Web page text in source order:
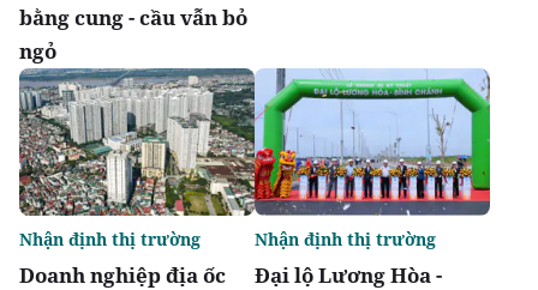
bằng cung - cầu vẫn bỏ
ngỏ
Doanh nghiệp địa ốc
Nhận định thị trường
Đại lộ Lương Hòa -
Nhận định thị trường